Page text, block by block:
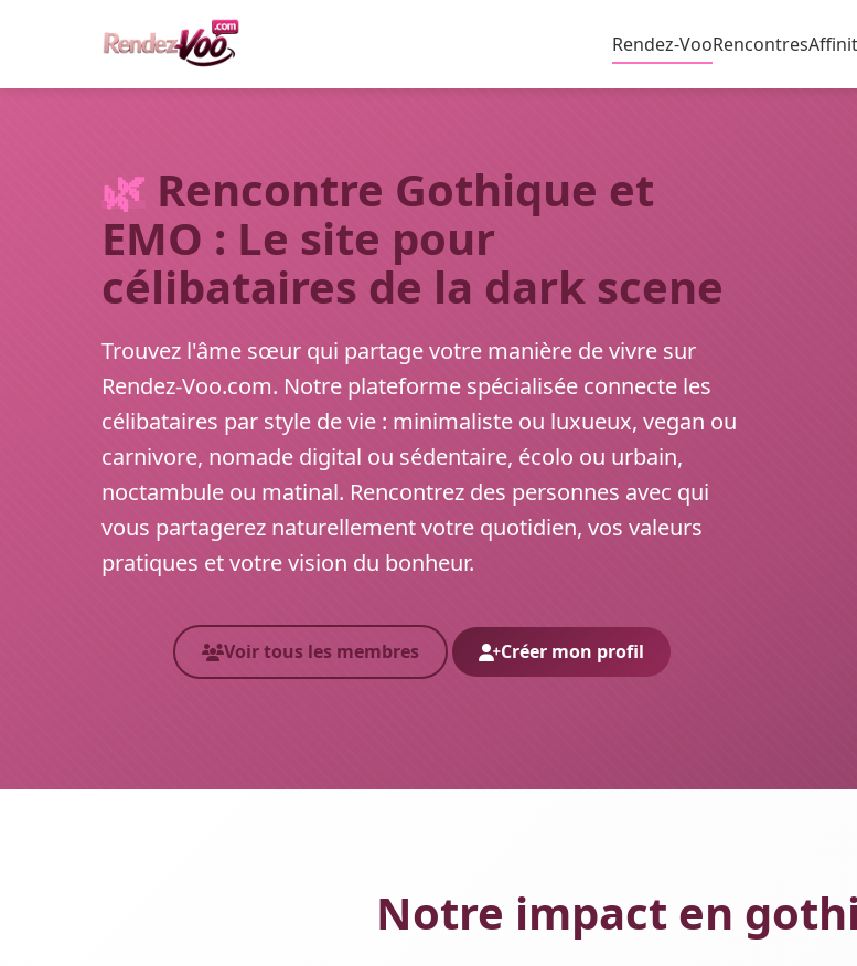
Rendez-VooRencontres
🌿 Rencontre Gothique et
EMO : Le site pour
célibataires de la dark scene
Trouvez l'âme sœur qui partage votre manière de vivre sur
Rendez-Voo.com. Notre plateforme spécialisée connecte les
célibataires par style de vie : minimaliste ou luxueux, vegan ou
carnivore, nomade digital ou sédentaire, écolo ou urbain,
noctambule ou matinal. Rencontrez des personnes avec qui
vous partagerez naturellement votre quotidien, vos valeurs
pratiques et votre vision du bonheur.
Voir tous les membres Créer mon profil
Notre impact en